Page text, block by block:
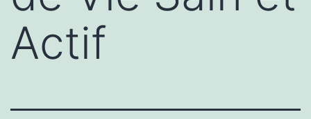
Actif